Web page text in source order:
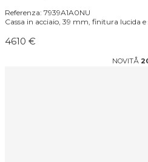
Referenza: 7939A1A0NU
Cassa in acciaio, 39 mm, finitura lucida
4610 €
NOVITÅ